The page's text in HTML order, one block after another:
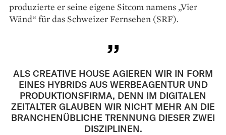
produzierte er seine eigene Sitcom namens „Vier
Wänd“ für das Schweizer Fernsehen (SRF).
ALS CREATIVE HOUSE AGIEREN WIR IN FORM
EINES HYBRIDS AUS WERBEAGENTUR UND
PRODUKTIONSFIRMA, DENN IM DIGITALEN
ZEITALTER GLAUBEN WIR NICHT MEHR AN DIE
BRANCHENÜBLICHE TRENNUNG DIESER ZWEI
DISZIPLINEN.